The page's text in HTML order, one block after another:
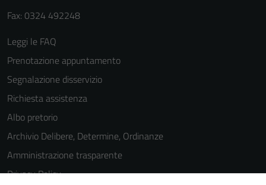
Fax: 0324 492248
Leggi le FAQ
Prenotazione appuntamento
Segnalazione disservizio
Richiesta assistenza
Albo pretorio
Archivio Delibere, Determine, Ordinanze
Amministrazione trasparente
Privacy Policy
non raccolgono